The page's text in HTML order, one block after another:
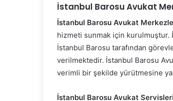
İstanbul Barosu Avukat
İstanbul Barosu Avukat
hizmeti sunmak için
İstanbul Barosu tarafından
verilmektedir. İstanbul Barosu
verimli bir şekilde yürütmesine
İstanbul Barosu Avukat